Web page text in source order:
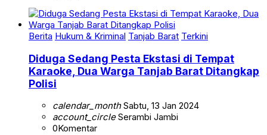
Berita Hukum & Kriminal Tanjab Barat Terkini
Diduga Sedang Pesta Ekstasi di Tempat
Karaoke, Dua Warga Tanjab Barat Ditangkap
Polisi
calendar_monthSabtu, 13 Jan 2024
account_circleSerambi Jambi
0Komentar